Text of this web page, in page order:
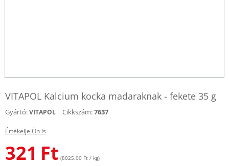
VITAPOL Kalcium kocka madaraknak - fekete 35 g
Gyártó:VITAPOL Cikkszám:7637
Értékelje Ön is
321 Ft (8025.00 Ft / kg)